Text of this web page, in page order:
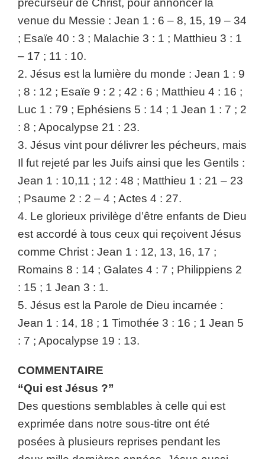
précurseur de Christ, pour annoncer la
venue du Messie : Jean 1 : 6 – 8, 15, 19 – 34
; Esaïe 40 : 3 ; Malachie 3 : 1 ; Matthieu 3 : 1
– 17 ; 11 : 10.
2. Jésus est la lumière du monde : Jean 1 : 9
; 8 : 12 ; Esaïe 9 : 2 ; 42 : 6 ; Matthieu 4 : 16 ;
Luc 1 : 79 ; Ephésiens 5 : 14 ; 1 Jean 1 : 7 ; 2
: 8 ; Apocalypse 21 : 23.
3. Jésus vint pour délivrer les pécheurs, mais
Il fut rejeté par les Juifs ainsi que les Gentils :
Jean 1 : 10,11 ; 12 : 48 ; Matthieu 1 : 21 – 23
; Psaume 2 : 2 – 4 ; Actes 4 : 27.
4. Le glorieux privilège d’être enfants de Dieu
est accordé à tous ceux qui reçoivent Jésus
comme Christ : Jean 1 : 12, 13, 16, 17 ;
Romains 8 : 14 ; Galates 4 : 7 ; Philippiens 2
: 15 ; 1 Jean 3 : 1.
5. Jésus est la Parole de Dieu incarnée :
Jean 1 : 14, 18 ; 1 Timothée 3 : 16 ; 1 Jean 5
: 7 ; Apocalypse 19 : 13.
COMMENTAIRE
“Qui est Jésus ?”
Des questions semblables à celle qui est
exprimée dans notre sous-titre ont été
posées à plusieurs reprises pendant les